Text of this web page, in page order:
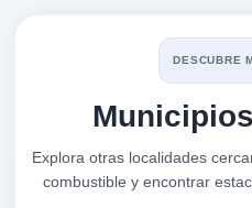
Via Cardinale Portanova Snc
REGGIO DI CALABRIA,
DESCUBRE
Explora otras localidades
combustible y encontrar